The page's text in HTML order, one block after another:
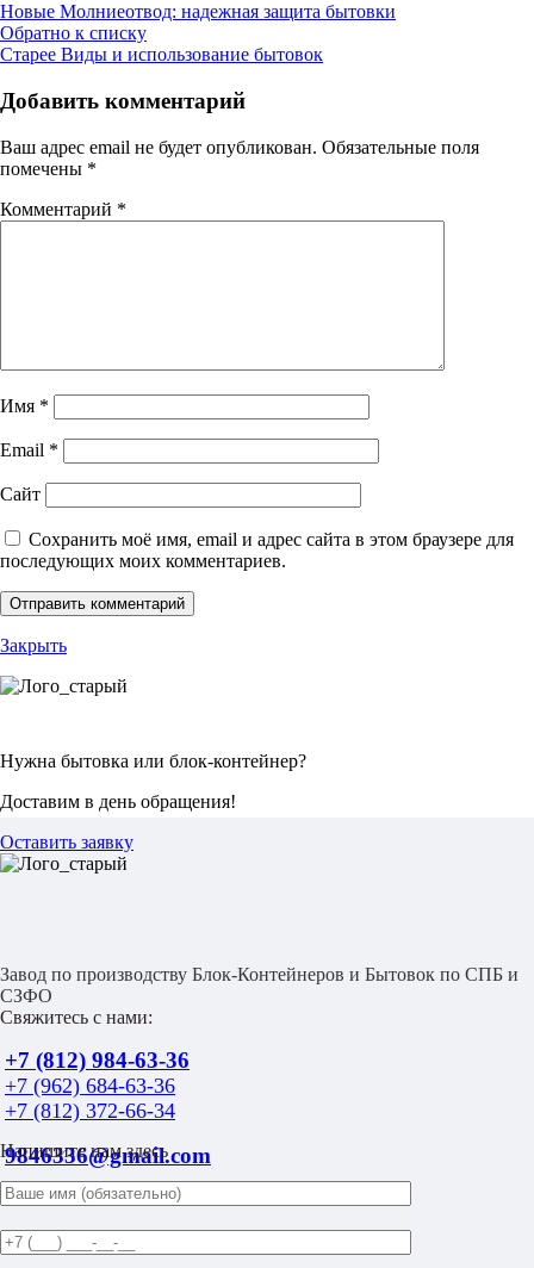
Новые Молниеотвод: надежная защита бытовки
Обратно к списку
Старее Виды и использование бытовок
Добавить комментарий
Ваш адрес email не будет опубликован. Обязательные поля
помечены *
Комментарий *
Имя *
Email *
Сайт
Сохранить моё имя, email и адрес сайта в этом браузере для
последующих моих комментариев.
Закрыть
Нужна бытовка или блок-контейнер?
Доставим в день обращения!
Оставить заявку
Завод по производству Блок-Контейнеров и Бытовок по СПБ и
СЗФО
Свяжитесь с нами:
+7 (812) 984-63-36
+7 (962) 684-63-36
+7 (812) 372-66-34
9846336@gmail.com
Напишите нам здесь